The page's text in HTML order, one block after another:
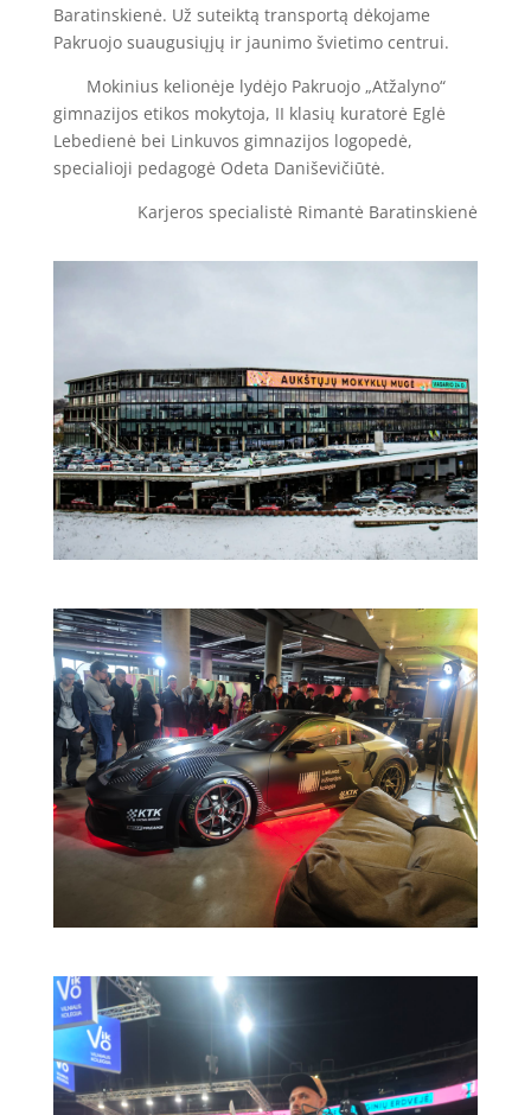
Baratinskienė. Už suteiktą transportą dėkojame
Pakruojo suaugusiųjų ir jaunimo švietimo centrui.
Mokinius kelionėje lydėjo Pakruojo „Atžalyno“
gimnazijos etikos mokytoja, II klasių kuratorė Eglė
Lebedienė bei Linkuvos gimnazijos logopedė,
specialioji pedagogė Odeta Daniševičiūtė.
Karjeros specialistė Rimantė Baratinskienė